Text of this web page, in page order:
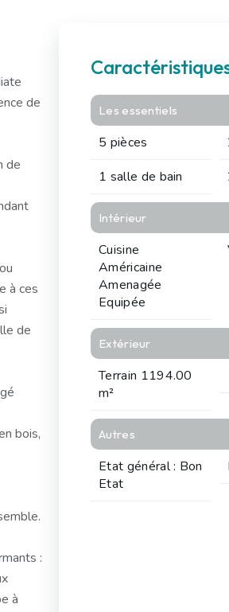
de
de
à ces
de
bois,
:
à
Les essentiels
5 pièces
1 salle de bain
Intérieur
Cuisine
Américaine
Amenagée
Equipée
Extérieur
Terrain 1194.00
m²
Autres
Etat général : Bon
Etat